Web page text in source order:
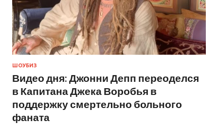
ШОУБИЗ
Видео дня: Джонни Депп переоделся
в Капитана Джека Воробья в
поддержку смертельно больного
фаната